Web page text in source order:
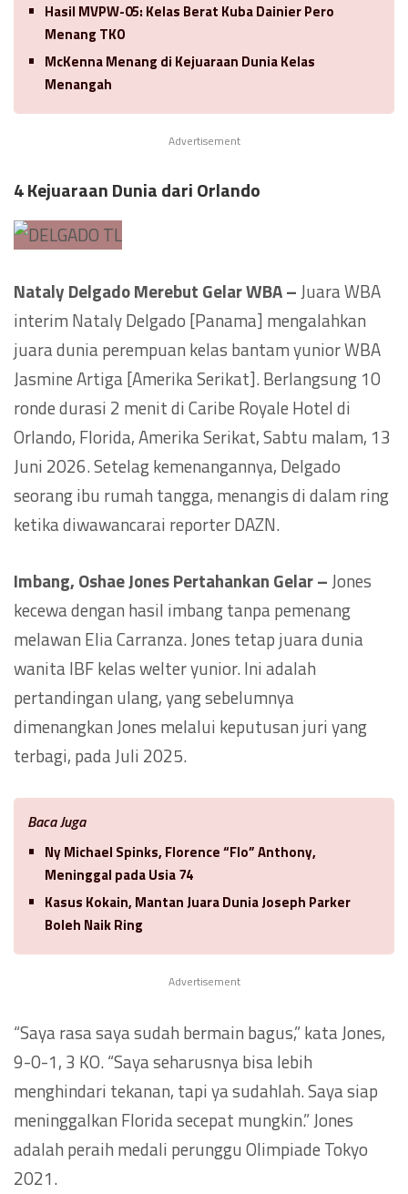
Hasil MVPW-05: Kelas Berat Kuba Dainier Pero
Menang TKO
McKenna Menang di Kejuaraan Dunia Kelas
Menangah
Advertisement
4 Kejuaraan Dunia dari Orlando
Nataly Delgado Merebut Gelar WBA –Juara WBA
interim Nataly Delgado [Panama] mengalahkan
juara dunia perempuan kelas bantam yunior WBA
Jasmine Artiga [Amerika Serikat]. Berlangsung 10
ronde durasi 2 menit di Caribe Royale Hotel di
Orlando, Florida, Amerika Serikat, Sabtu malam, 13
Juni 2026. Setelag kemenangannya, Delgado
seorang ibu rumah tangga, menangis di dalam ring
ketika diwawancarai reporter DAZN.
Imbang, Oshae Jones Pertahankan Gelar –Jones
kecewa dengan hasil imbang tanpa pemenang
melawan Elia Carranza. Jones tetap juara dunia
wanita IBF kelas welter yunior. Ini adalah
pertandingan ulang, yang sebelumnya
dimenangkan Jones melalui keputusan juri yang
terbagi, pada Juli 2025.
Baca Juga
Ny Michael Spinks, Florence “Flo” Anthony,
Meninggal pada Usia 74
Kasus Kokain, Mantan Juara Dunia Joseph Parker
Boleh Naik Ring
Advertisement
“Saya rasa saya sudah bermain bagus,” kata Jones,
9-0-1, 3 KO. “Saya seharusnya bisa lebih
menghindari tekanan, tapi ya sudahlah. Saya siap
meninggalkan Florida secepat mungkin.” Jones
adalah peraih medali perunggu Olimpiade Tokyo
2021.